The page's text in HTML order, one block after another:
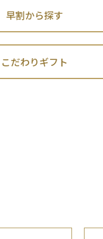
早割から探す
こだわりギフト